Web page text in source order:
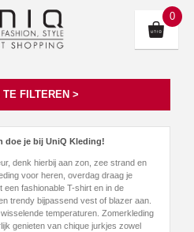
0
TE FILTEREN >
doe je bij UniQ Kleding!
denk hierbij aan zon, zee strand en
voor heren, overdag draag je
fashionable T-shirt en in de
trendy bijpassend vest of blazer aan.
temperaturen. Zomerkleding
genieten van chique jurkjes zowel